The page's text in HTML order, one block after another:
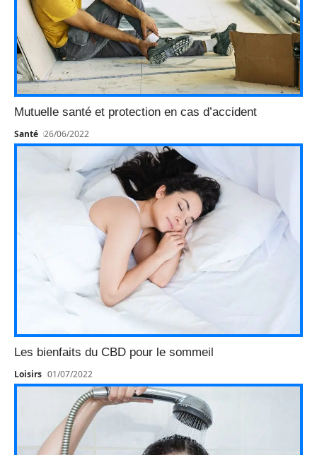
Mutuelle santé et protection en cas d’accident
Santé 26/06/2022
Les bienfaits du CBD pour le sommeil
Loisirs 01/07/2022